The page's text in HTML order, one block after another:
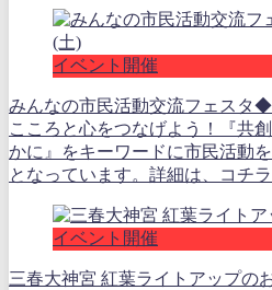
イベント開催
みんなの市民活動交流フェスタ
こころと心をつなげよう！『共
かに』をキーワードに市民活動
となっています。詳細は、コチ
イベント開催
三春大神宮 紅葉ライトアップの